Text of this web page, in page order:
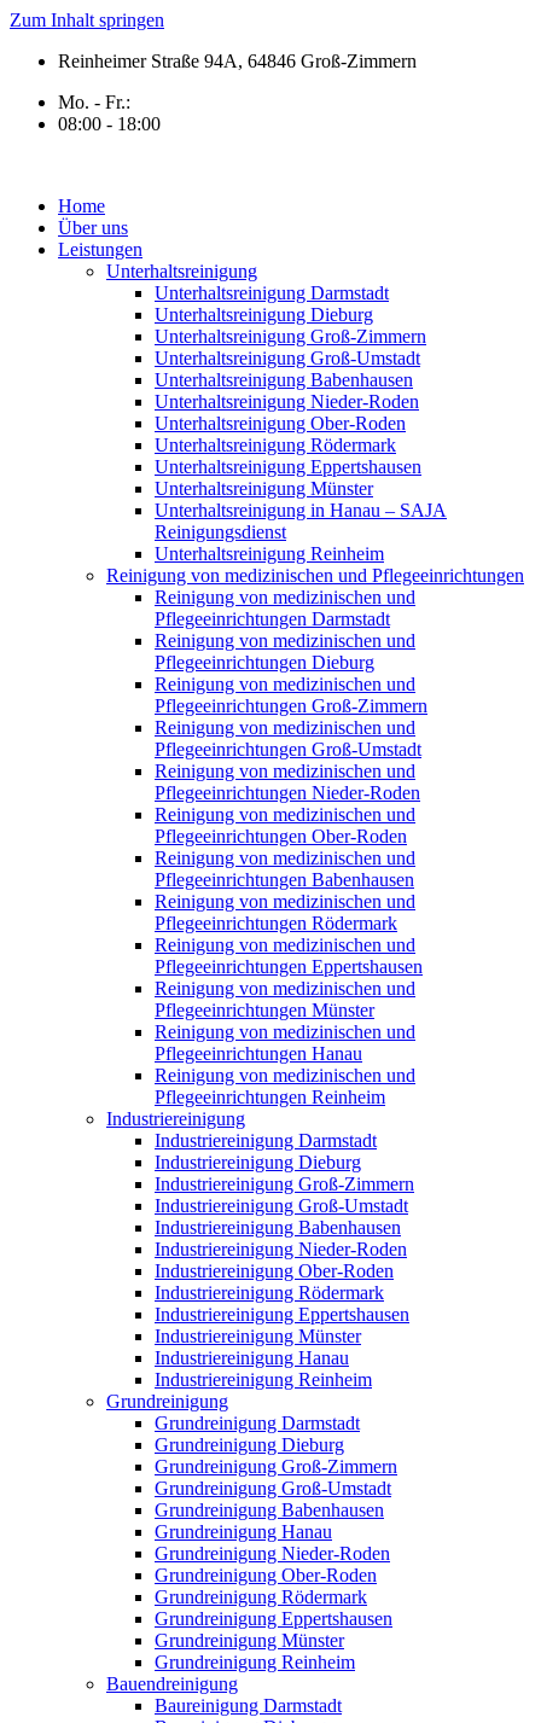
Zum Inhalt springen
Reinheimer Straße 94A, 64846 Groß-Zimmern
Mo. - Fr.:
08:00 - 18:00
Home
Über uns
Leistungen
Unterhaltsreinigung
Unterhaltsreinigung Darmstadt
Unterhaltsreinigung Dieburg
Unterhaltsreinigung Groß-Zimmern
Unterhaltsreinigung Groß-Umstadt
Unterhaltsreinigung Babenhausen
Unterhaltsreinigung Nieder-Roden
Unterhaltsreinigung Ober-Roden
Unterhaltsreinigung Rödermark
Unterhaltsreinigung Eppertshausen
Unterhaltsreinigung Münster
Unterhaltsreinigung in Hanau – SAJA
Reinigungsdienst
Unterhaltsreinigung Reinheim
Reinigung von medizinischen und Pflegeeinrichtungen
Reinigung von medizinischen und
Pflegeeinrichtungen Darmstadt
Reinigung von medizinischen und
Pflegeeinrichtungen Dieburg
Reinigung von medizinischen und
Pflegeeinrichtungen Groß-Zimmern
Reinigung von medizinischen und
Pflegeeinrichtungen Groß-Umstadt
Reinigung von medizinischen und
Pflegeeinrichtungen Nieder-Roden
Reinigung von medizinischen und
Pflegeeinrichtungen Ober-Roden
Reinigung von medizinischen und
Pflegeeinrichtungen Babenhausen
Reinigung von medizinischen und
Pflegeeinrichtungen Rödermark
Reinigung von medizinischen und
Pflegeeinrichtungen Eppertshausen
Reinigung von medizinischen und
Pflegeeinrichtungen Münster
Reinigung von medizinischen und
Pflegeeinrichtungen Hanau
Reinigung von medizinischen und
Pflegeeinrichtungen Reinheim
Industriereinigung
Industriereinigung Darmstadt
Industriereinigung Dieburg
Industriereinigung Groß-Zimmern
Industriereinigung Groß-Umstadt
Industriereinigung Babenhausen
Industriereinigung Nieder-Roden
Industriereinigung Ober-Roden
Industriereinigung Rödermark
Industriereinigung Eppertshausen
Industriereinigung Münster
Industriereinigung Hanau
Industriereinigung Reinheim
Grundreinigung
Grundreinigung Darmstadt
Grundreinigung Dieburg
Grundreinigung Groß-Zimmern
Grundreinigung Groß-Umstadt
Grundreinigung Babenhausen
Grundreinigung Hanau
Grundreinigung Nieder-Roden
Grundreinigung Ober-Roden
Grundreinigung Rödermark
Grundreinigung Eppertshausen
Grundreinigung Münster
Grundreinigung Reinheim
Bauendreinigung
Baureinigung Darmstadt